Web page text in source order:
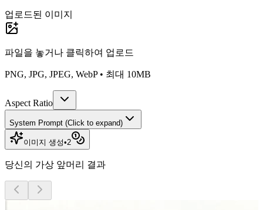
업로드된 이미지
파일을 놓거나 클릭하여 업로드
PNG, JPG, JPEG, WebP • 최대 10MB
Aspect Ratio
System Prompt (Click to expand)
이미지 생성•2
당신의 가상 앞머리 결과